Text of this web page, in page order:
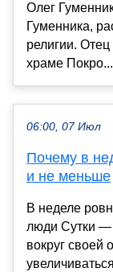
Олег
Гуменника,
религии.
храме Покро...
06:00, 07 Июл
Почему в
и не меньше
В неделе
люди Сутки —
вокруг своей